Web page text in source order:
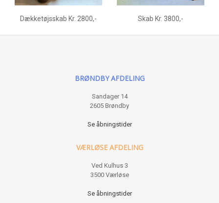
Dækketøjsskab Kr. 2800,- Skab Kr. 3800,-
BRØNDBY AFDELING
Sandager 14
2605 Brøndby
Se åbningstider
VÆRLØSE AFDELING
Ved Kulhus 3
3500 Værløse
Se åbningstider